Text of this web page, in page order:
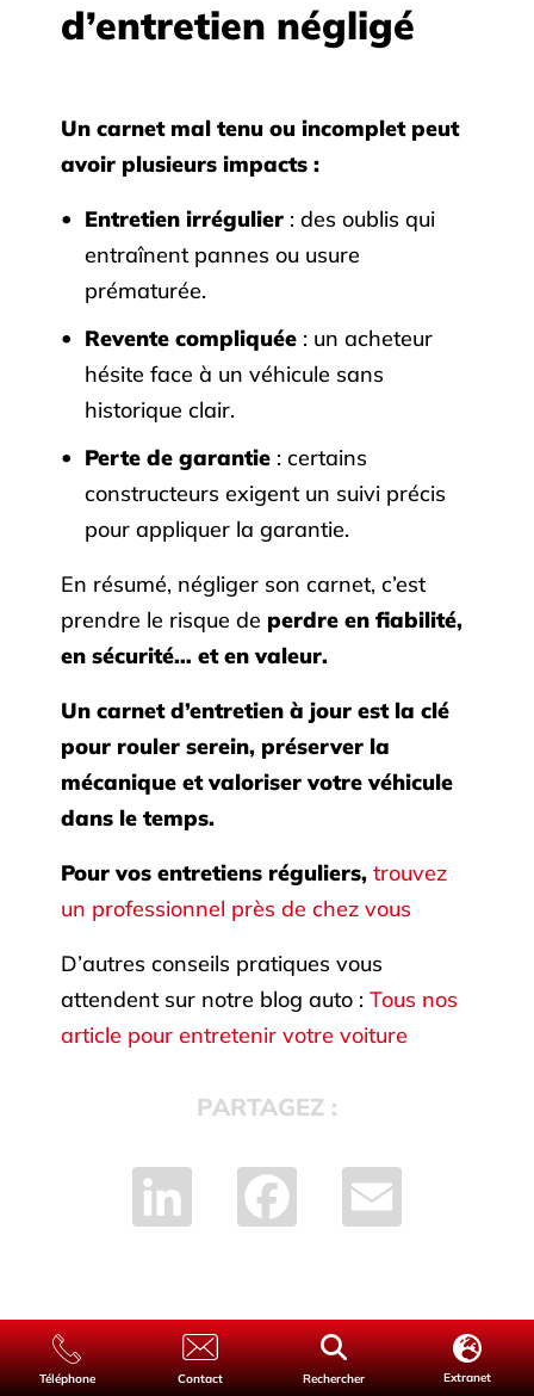
Téléphone Contact Rechercher Extranet
d’entretien négligé
Un carnet mal tenu ou incomplet peut
avoir plusieurs impacts :
Entretien irrégulier: des oublis qui
entraînent pannes ou usure
prématurée.
Revente compliquée: un acheteur
hésite face à un véhicule sans
historique clair.
Perte de garantie: certains
constructeurs exigent un suivi précis
pour appliquer la garantie.
En résumé, négliger son carnet, c’est
prendre le risque de perdre en fiabilité,
en sécurité… et en valeur.
Un carnet d’entretien à jour est la clé
pour rouler serein, préserver la
mécanique et valoriser votre véhicule
dans le temps.
Pour vos entretiens réguliers, trouvez
un professionnel près de chez vous
D’autres conseils pratiques vous
attendent sur notre blog auto : Tous nos
article pour entretenir votre voiture
PARTAGEZ :
LinkedIn Facebook